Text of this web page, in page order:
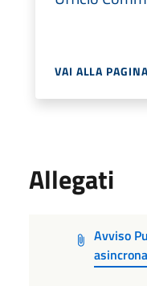
VAI ALLA PAGINA
Allegati
Avviso